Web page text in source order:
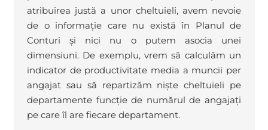
atribuirea justă a unor cheltuieli, avem nevoie
de o informație care nu există în Planul de
Conturi și nici nu o putem asocia unei
dimensiuni. De exemplu, vrem să calculăm un
indicator de productivitate media a muncii per
angajat sau să repartizăm niște cheltuieli pe
departamente funcție de numărul de angajați
pe care îl are fiecare departament.